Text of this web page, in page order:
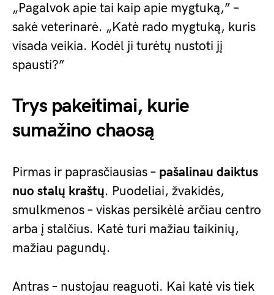
„Pagalvok apie tai kaip apie mygtuką,” –
sakė veterinarė. „Katė rado mygtuką, kuris
visada veikia. Kodėl ji turėtų nustoti jį
spausti?”
Trys pakeitimai, kurie
sumažino chaosą
Pirmas ir paprasčiausias – pašalinau daiktus
nuo stalų kraštų. Puodeliai, žvakidės,
smulkmenos – viskas persikėlė arčiau centro
arba į stalčius. Katė turi mažiau taikinių,
mažiau pagundų.
Antras – nustojau reaguoti. Kai katė vis tiek